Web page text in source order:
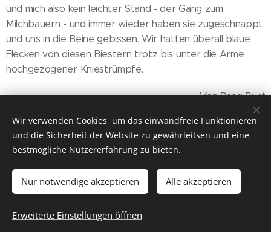
und mich also kein leichter Stand - der Gang zum
Milchbauern - und immer wieder haben sie zugeschnappt
und uns in die Beine gebissen. Wir hatten überall blaue
Flecken von diesen Biestern trotz bis unter die Arme
hochgezogener Kniestrümpfe.
Von Rosa Bunt
Zurück
Tierarztpraxis Dr. Renate Lorenz
, alle Rechte
Unterstützt vonWebnode
Wir verwenden Cookies, um das einwandfreie Funktionieren
und die Sicherheit der Website zu gewährleitsen und eine
bestmögliche Nutzererfahrung zu bieten.
Nur notwendige akzeptieren Alle akzeptieren
Erweiterte Einstellungen öffnen